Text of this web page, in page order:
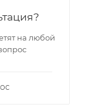
на любой